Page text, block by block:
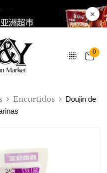
0
Encurtidos
Doujin de